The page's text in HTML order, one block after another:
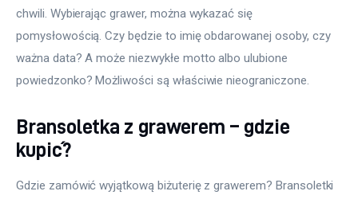
chwili. Wybierając grawer, można wykazać się
pomysłowością. Czy będzie to imię obdarowanej osoby, czy
ważna data? A może niezwykłe motto albo ulubione
powiedzonko? Możliwości są właściwie nieograniczone.
Bransoletka z grawerem – gdzie
kupić?
Gdzie zamówić wyjątkową biżuterię z grawerem? Bransoletki